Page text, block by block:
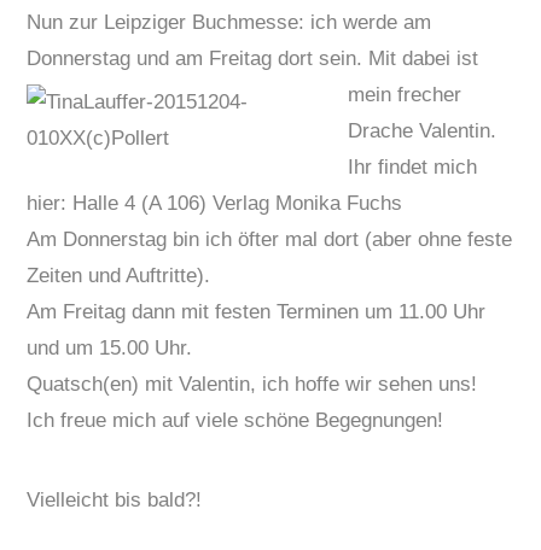
Nun zur Leipziger Buchmesse: ich werde am
Donnerstag und am Freitag dort sein. Mit dabei ist
mein frecher
Drache Valentin.
Ihr findet mich
hier: Halle 4 (A 106) Verlag Monika Fuchs
Am Donnerstag bin ich öfter mal dort (aber ohne feste
Zeiten und Auftritte).
Am Freitag dann mit festen Terminen um 11.00 Uhr
und um 15.00 Uhr.
Quatsch(en) mit Valentin, ich hoffe wir sehen uns!
Ich freue mich auf viele schöne Begegnungen!
Vielleicht bis bald?!